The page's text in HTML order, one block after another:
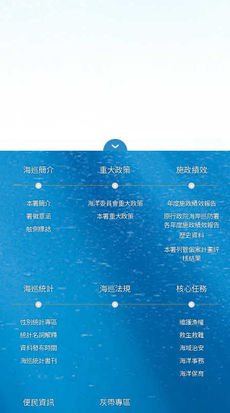
海巡簡介
本署簡介
署徽意涵
舷側標誌
重大政策
海洋委員會重大政策
本署重大政策
施政績效
年度施政績效報告
原行政院海岸巡防署
各年度施政績效報告
歷史資料
本署列管個案計畫評
核結果
海巡統計
性別統計專區
統計名詞解釋
資料發布時間
海巡統計書刊
海巡法規 核心任務
維護漁權
救生救難
海域治安
海洋事務
海洋保育
便民資訊 灰帶專區